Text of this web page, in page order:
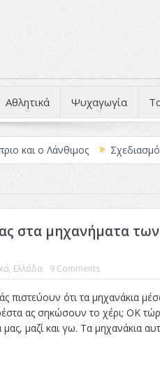
Αθλητικά Ψυχαγωγία
Λάνθιμος Σχεδιασμός που
στα μηχανήματα
, Ελλάδα 9 Comments
πιστεύουν ότι τα μηχανάκια
ας σηκώσουν το χέρι; ΟΚ
μας, μαζί και γω. Τα μηχανάκια